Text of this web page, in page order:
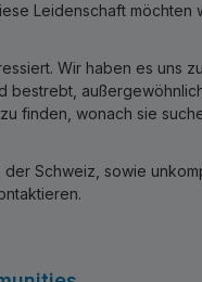
Leidenschaft möchten
Wir haben es
finden, wonach sie
Schweiz, sowie